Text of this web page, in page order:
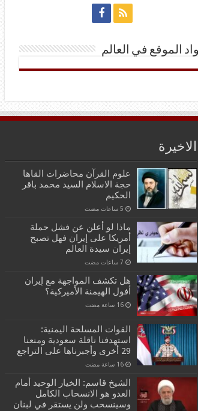
الموقع في العالم
الاخيرة
علوم القرآن محاضرات القاها
حجة الاسلام السيد محمد باقر
الحكيم
ماذا لو أعلن عن فشل حملة
أمريكا على إيران فهل تصبح
إيران سيدة العالم
هل تكشف المواجهة مع إيران
أفول الهيمنة الأميركية؟
القوات المسلحة اليمنية:
استهدفنا ناقلة سعودية ومنعنا
29 أخرى وأجبرناها على التراجع
الشيخ قاسم: الخيار الوحيد أمام
العدو هو الانسحاب الكامل
وسينسحب ولن يستقر في لبنان